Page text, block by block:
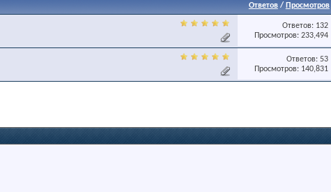
Ответов/ Просмотров
Ответов: 132
Просмотров: 233,494
Ответов: 53
Просмотров: 140,831